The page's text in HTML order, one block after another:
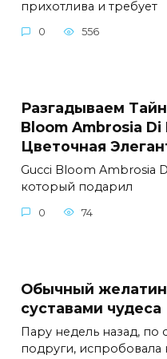
приxoтлива и трeбуeт
0 556
Разгадываем
Bloom Ambrosia Di
Цветочная
Gucci Bloom Ambrosia
который подарил
0 74
Обычный желатин
суставами чудеса
Пару недель назад, по
подруги, испробовала